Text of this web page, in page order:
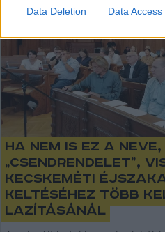
Data Deletion Data Access
Ha nem is ez a
„csendrendelet”,
kecskeméti
keltéséhez több
lazításánál